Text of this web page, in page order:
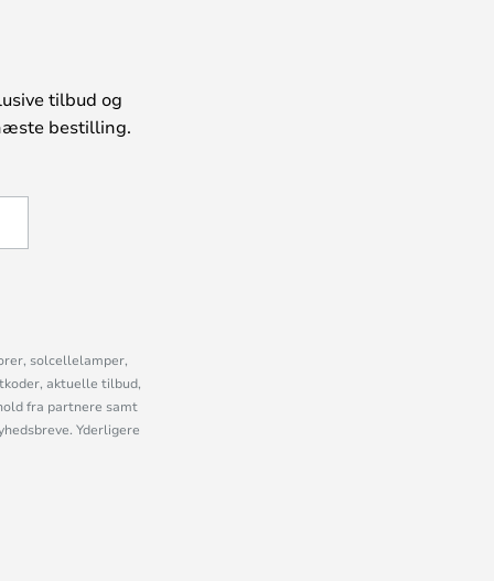
tilbud og
bestilling.
solcellelamper,
aktuelle tilbud,
fra partnere samt
Yderligere